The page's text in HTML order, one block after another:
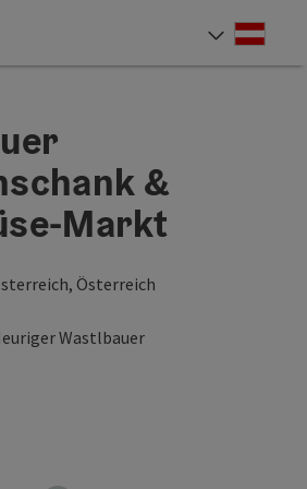
&
Markt
Österreich